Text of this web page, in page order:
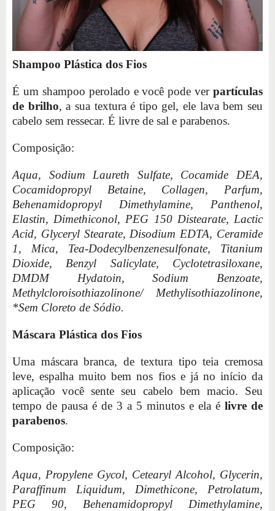
Shampoo Plástica dos Fios
É um shampoo perolado e você pode ver partículas
de brilho, a sua textura é tipo gel, ele lava bem seu
cabelo sem ressecar. É livre de sal e parabenos.
Composição:
Aqua, Sodium Laureth Sulfate, Cocamide DEA,
Cocamidopropyl Betaine, Collagen, Parfum,
Behenamidopropyl Dimethylamine, Panthenol,
Elastin, Dimethiconol, PEG 150 Distearate, Lactic
Acid, Glyceryl Stearate, Disodium EDTA, Ceramide
1, Mica, Tea-Dodecylbenzenesulfonate, Titanium
Dioxide, Benzyl Salicylate, Cyclotetrasiloxane,
DMDM Hydatoin, Sodium Benzoate,
Methylcloroisothiazolinone/ Methylisothiazolinone,
*Sem Cloreto de Sódio.
Máscara Plástica dos Fios
Uma máscara branca, de textura tipo teia cremosa
leve, espalha muito bem nos fios e já no início da
aplicação você sente seu cabelo bem macio. Seu
tempo de pausa é de 3 a 5 minutos e ela é livre de
parabenos.
Composição:
Aqua, Propylene Gycol, Cetearyl Alcohol, Glycerin,
Paraffinum Liquidum, Dimethicone, Petrolatum,
PEG 90, Behenamidopropyl Dimethylamine,